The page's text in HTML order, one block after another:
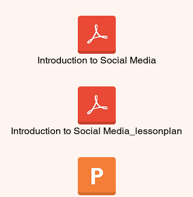
Introduction to Social Media
Introduction to Social Media_lessonplan